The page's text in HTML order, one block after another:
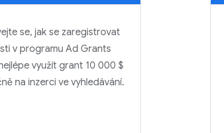
se, jak se zaregistrovat
v programu Ad Grants
využít grant 10 000 $
na inzerci ve vyhledávání.